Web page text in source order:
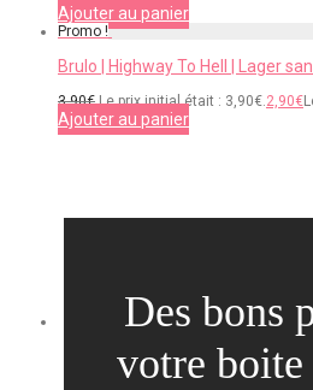
Ajouter au panier
Promo !
Brulo | Highway To Hell | Lager
3,90€ Le prix initial était : 3,90€.2,90€
Ajouter au panier
Des bons
votre